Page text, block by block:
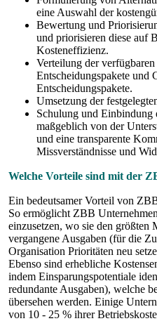
eine Auswahl der
Bewertung und
und priorisieren diese auf
Kosteneffizienz.
Verteilung der
Entscheidungspakete und
Entscheidungspakete.
Umsetzung der
Schulung und
maßgeblich von der
und eine transparente
Missverständnisse und
Welche Vorteile sind mit der
Ein bedeutsamer Vorteil von
So ermöglicht ZBB
einzusetzen, wo sie den größten
vergangene Ausgaben (für die
Organisation Prioritäten neu
Ebenso sind erhebliche
indem Einsparungspotentiale
redundante Ausgaben), welche
übersehen werden. Einige
von 10 - 25 % ihrer